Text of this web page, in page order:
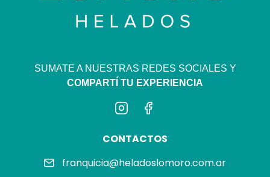
SUMATE A NUESTRAS REDES SOCIALES Y
COMPARTÍ TU EXPERIENCIA
CONTACTOS
franquicia@heladoslomoro.com.ar